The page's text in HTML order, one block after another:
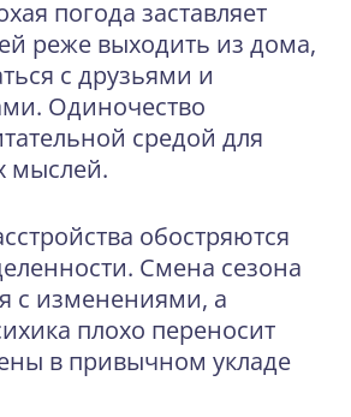
погода заставляет
реже выходить из дома,
с друзьями и
Одиночество
средой для
мыслей.
обостряются
Смена сезона
с изменениями, а
плохо переносит
в привычном укладе